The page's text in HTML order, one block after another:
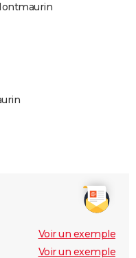
Voir un exemple
Voir un exemple